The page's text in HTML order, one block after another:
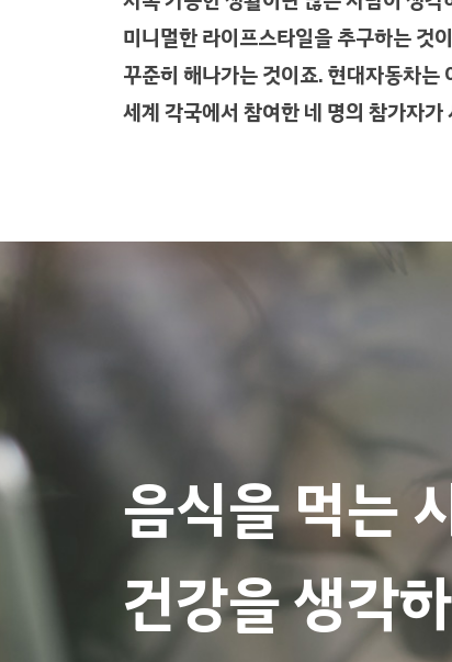
미니멀한 라이프스타일을 추구하는 것
꾸준히 해나가는 것이죠. 현대자동차
세계 각국에서 참여한 네 명의 참가자
음식을 먹는
건강을 생각